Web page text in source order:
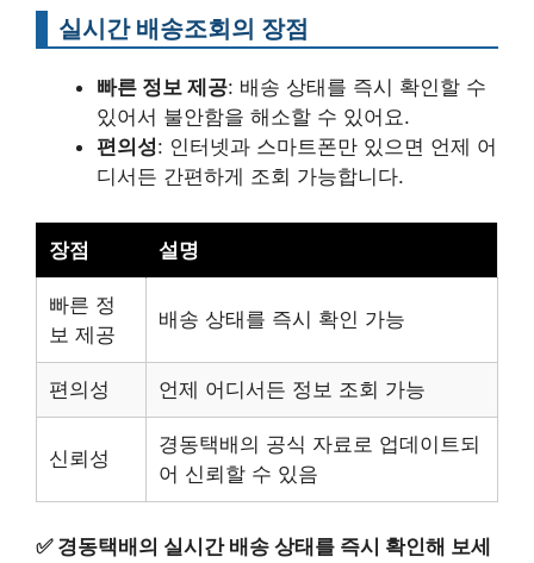
실시간 배송조회의 장점
빠른 정보 제공: 배송 상태를 즉시 확인할 수
있어서 불안함을 해소할 수 있어요.
편의성: 인터넷과 스마트폰만 있으면 언제 어
디서든 간편하게 조회 가능합니다.
장점 설명
빠른 정
보 제공
배송 상태를 즉시 확인 가능
편의성 언제 어디서든 정보 조회 가능
신뢰성
경동택배의 공식 자료로 업데이트되
어 신뢰할 수 있음
✅ 경동택배의 실시간 배송 상태를 즉시 확인해 보세